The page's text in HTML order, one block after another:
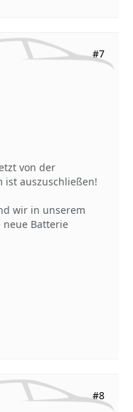
#7
von der
ist auszuschließen!
wir in unserem
Batterie
#8